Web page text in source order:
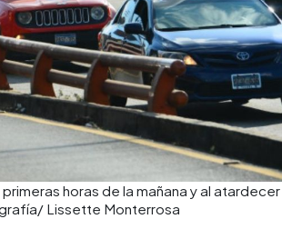
horas de la mañana y al atardecer
Lissette Monterrosa